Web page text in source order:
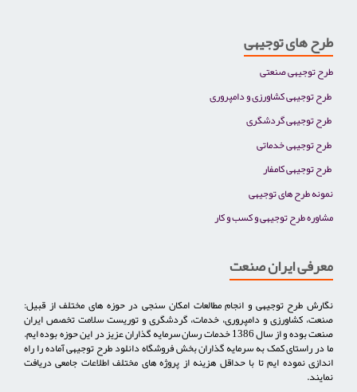
طرح های توجیهی
طرح توجیهی صنعتی
طرح توجیهی کشاورزی و دامپروری
طرح توجیهی گردشگری
طرح توجیهی خدماتی
طرح توجیهی کامفار
نمونه طرح های توجیهی
مشاوره طرح توجیهی و کسب و کار
معرفی ایران صنعت
نگارش طرح توجیهی و انجام مطالعات امکان سنجی در حوزه های مختلف از قبیل:
صنعت، کشاورزی و دامپروری، خدمات، گردشگری و توریست سلامت تخصص ایران
صنعت بوده و از سال 1386 خدمات رسان سرمایه گذاران عزیز در این حوزه بوده ایم.
ما در راستای کمک به سرمایه گذاران بخش فروشگاه دانلود طرح توجیهی آماده را راه
اندازی نموده ایم تا با حداقل هزینه از پروژه های مختلف اطلاعات جامعی دریافت
نمایند.